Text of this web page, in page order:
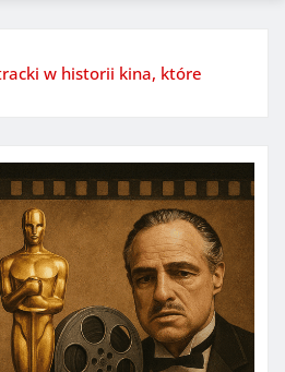
w historii kina, które